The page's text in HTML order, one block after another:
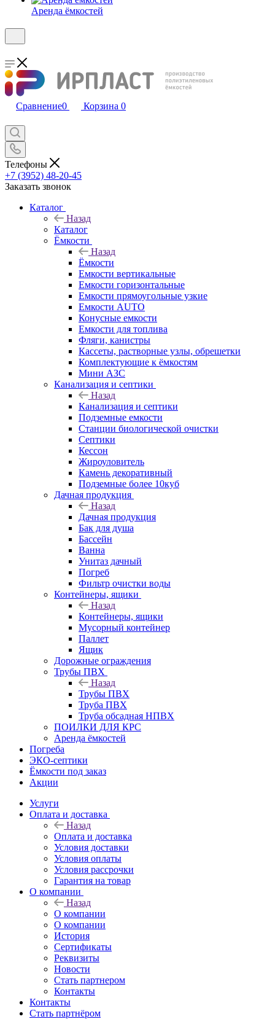
Аренда ёмкостей
Сравнение0 Корзина 0
Телефоны
+7 (3952) 48-20-45
Заказать звонок
Каталог
Назад
Каталог
Ёмкости
Назад
Ёмкости
Емкости вертикальные
Емкости горизонтальные
Емкости прямоугольные узкие
Емкости АUТО
Конусные емкости
Емкости для топлива
Фляги, канистры
Кассеты, растворные узлы, обрешетки
Комплектующие к ёмкостям
Мини АЗС
Канализация и септики
Назад
Канализация и септики
Подземные емкости
Станции биологической очистки
Септики
Кессон
Жироуловитель
Камень декоративный
Подземные более 10куб
Дачная продукция
Назад
Дачная продукция
Бак для душа
Бассейн
Ванна
Унитаз дачный
Погреб
Фильтр очистки воды
Контейнеры, ящики
Назад
Контейнеры, ящики
Мусорный контейнер
Паллет
Ящик
Дорожные ограждения
Трубы ПВХ
Назад
Трубы ПВХ
Труба ПВХ
Труба обсадная НПВХ
ПОИЛКИ ДЛЯ КРС
Аренда ёмкостей
Погреба
ЭКО-септики
Ёмкости под заказ
Акции
Услуги
Оплата и доставка
Назад
Оплата и доставка
Условия доставки
Условия оплаты
Условия рассрочки
Гарантия на товар
О компании
Назад
О компании
О компании
История
Сертификаты
Реквизиты
Новости
Стать партнером
Контакты
Контакты
Стать партнёром